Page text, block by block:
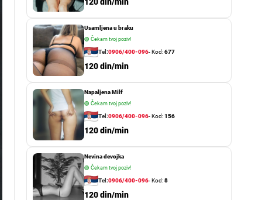
m
e
Usamljena u braku
🟢 Čekam tvoj poziv!
Tel:0906/400-096- Kod:677
120 din/min
Napaljena Milf
🟢 Čekam tvoj poziv!
Tel:0906/400-096- Kod:156
120 din/min
Nevina devojka
🟢 Čekam tvoj poziv!
Tel:0906/400-096- Kod:8
120 din/min